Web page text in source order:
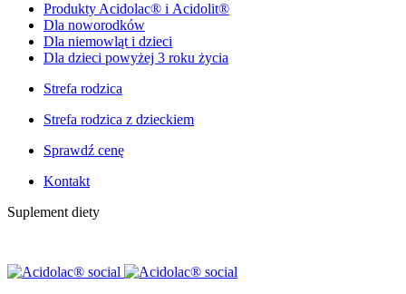
Produkty Acidolac® i Acidolit®
Dla noworodków
Dla niemowląt i dzieci
Dla dzieci powyżej 3 roku życia
Strefa rodzica
Strefa rodzica z dzieckiem
Sprawdź cenę
Kontakt
Suplement diety